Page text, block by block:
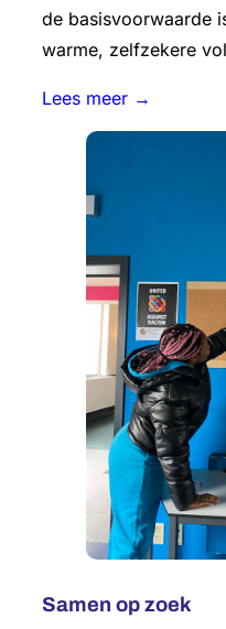
de basisvoorwaarde
warme, zelfzekere
Lees meer →
Samen op zoek